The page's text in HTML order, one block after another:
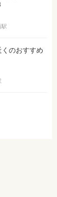
駅
くのおすすめ